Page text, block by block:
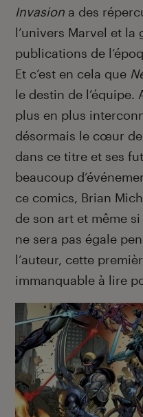
Invasion a des
l’univers Marvel et la
publications de
Et c’est en cela que
le destin de l’équipe.
plus en plus
désormais le cœur de
dans ce titre et ses
beaucoup
ce comics, Brian
de son art et même
ne sera pas égale
l’auteur, cette
immanquable à lire